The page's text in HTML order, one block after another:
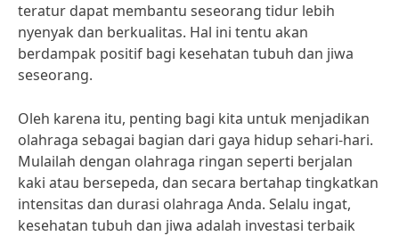
teratur dapat membantu seseorang tidur lebih
nyenyak dan berkualitas. Hal ini tentu akan
berdampak positif bagi kesehatan tubuh dan jiwa
seseorang.
Oleh karena itu, penting bagi kita untuk menjadikan
olahraga sebagai bagian dari gaya hidup sehari-hari.
Mulailah dengan olahraga ringan seperti berjalan
kaki atau bersepeda, dan secara bertahap tingkatkan
intensitas dan durasi olahraga Anda. Selalu ingat,
kesehatan tubuh dan jiwa adalah investasi terbaik